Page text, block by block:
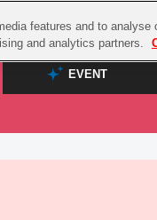
EVENT
TOP
features and to analyse
and analytics partners.